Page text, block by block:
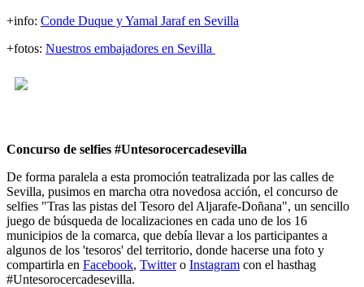
+info: Conde Duque y Yamal Jaraf en Sevilla
+fotos: Nuestros embajadores en Sevilla
Concurso de selfies #Untesorocercadesevilla
De forma paralela a esta promoción teatralizada por las calles de
Sevilla, pusimos en marcha otra novedosa acción, el concurso de
selfies "Tras las pistas del Tesoro del Aljarafe-Doñana", un sencillo
juego de búsqueda de localizaciones en cada uno de los 16
municipios de la comarca, que debía llevar a los participantes a
algunos de los 'tesoros' del territorio, donde hacerse una foto y
compartirla en Facebook, Twittero Instagram con el hasthag
#Untesorocercadesevilla.